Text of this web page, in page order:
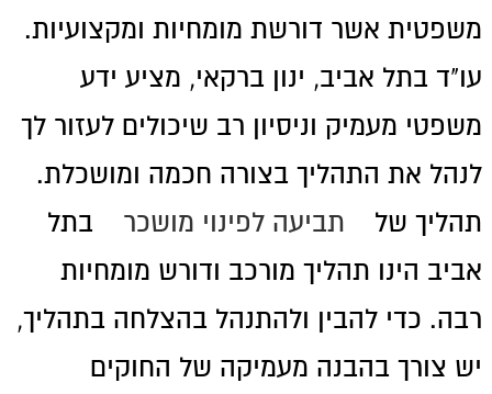
משפטית אשר דורשת מומחיות ומקצועיות.
עו"ד בתל אביב, ינון ברקאי, מציע ידע
משפטי מעמיק וניסיון רב שיכולים לעזור לך
לנהל את התהליך בצורה חכמה ומושכלת.
תהליך של
תביעה לפינוי מושכר
בתל
אביב הינו תהליך מורכב ודורש מומחיות
רבה. כדי להבין ולהתנהל בהצלחה בתהליך,
יש צורך בהבנה מעמיקה של החוקים